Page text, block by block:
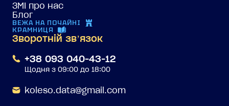
ЗМІ про нас
Блог
ВЕЖА НА ПОЧАЙНІ
КРАМНИЦЯ
Зворотній звʼязок
+38 093 040-43-12
Щодня з 09:00 до 18:00
koleso.data@gmail.com